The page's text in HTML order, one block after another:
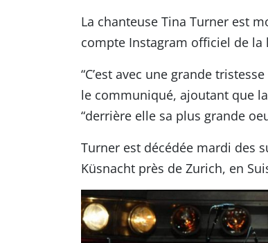
La chanteuse Tina Turner est
compte Instagram officiel de la
“C’est avec une grande
le communiqué, ajoutant que
“derrière elle sa plus grande
Turner est décédée mardi des
Küsnacht près de Zurich, en